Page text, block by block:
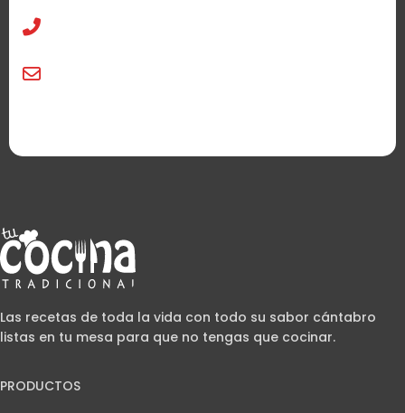
Las recetas de toda la vida con todo su sabor cántabro
listas en tu mesa para que no tengas que cocinar.
PRODUCTOS